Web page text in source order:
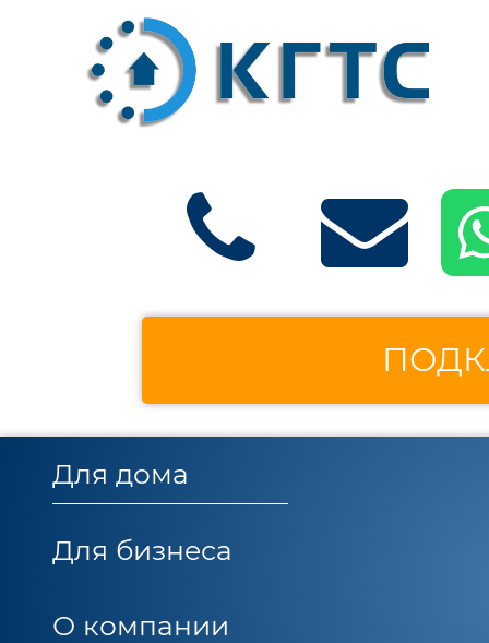
Для дома
Для бизнеса
О компании